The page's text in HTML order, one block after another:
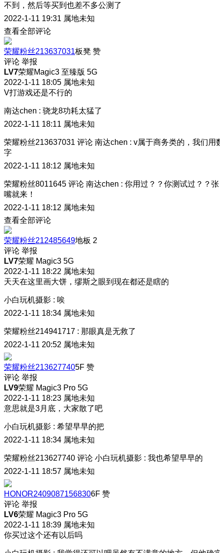
不到
，然后等买到也差不多公测了
2022-1-11 19:31 属地未知
查看全部评论
荣耀粉丝213637031板凳 赞
评论 举报
LV7荣耀Magic3 至臻版 5G
2022-1-11 18:05 属地未知
V打游戏还是不行的
南达chen : 骁龙8功耗太猛了
2022-1-11 18:11 属地未知
荣耀粉丝213637031 评论 南达chen : v属于商务类的，我们用
字
2022-1-11 18:12 属地未知
荣耀粉丝8011645 评论 南达chen : 你用过？？你测试过？？张
嘴就来！
2022-1-11 18:12 属地未知
查看全部评论
荣耀粉丝212485649地板 2
评论 举报
LV7荣耀 Magic3 5G
2022-1-11 18:22 属地未知
天天在这里画大饼，缪斯之眼到现在都还是瞎的
小白玩机摄影 : 唉
2022-1-11 18:34 属地未知
荣耀粉丝214941717 : 那眼真是无救了
2022-1-11 20:52 属地未知
荣耀粉丝2136277405F 赞
评论 举报
LV9荣耀 Magic3 Pro 5G
2022-1-11 18:23 属地未知
意思就是3月底，大家散了吧
小白玩机摄影 : 希望早早的把
2022-1-11 18:34 属地未知
荣耀粉丝213627740 评论 小白玩机摄影 : 我也希望早早的
2022-1-11 18:57 属地未知
HONOR24090871568306F 赞
评论 举报
LV6荣耀 Magic3 Pro 5G
2022-1-11 18:39 属地未知
你买过这个还有以后吗